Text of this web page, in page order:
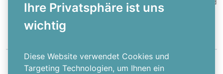
Ihre Privatsphäre ist uns
wichtig
Diese Website verwendet Cookies und
Targeting Technologien, um Ihnen ein
Preis inkl. USt. zzgl. Versand
Lieferzeit2 - 5 Werktage nach Bestellung, bei Vorauskasse erst nach
Zahlungseingang.